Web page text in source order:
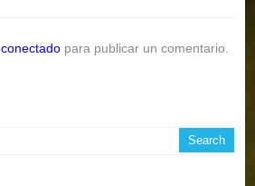
conectadopara publicar un comentario.